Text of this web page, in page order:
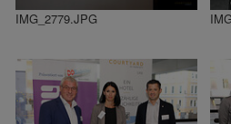
IMG_2779.JPG